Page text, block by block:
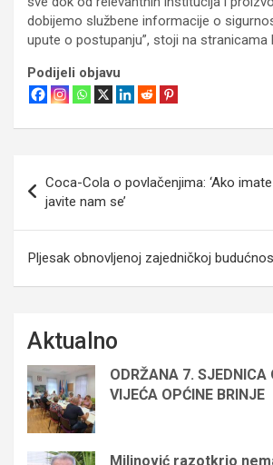
dobijemo službene informacije o
upute o postupanju”, stoji na stranicama
Podijeli objavu
objava
Coca-Cola o povlačenjima: ‘Ako
javite nam se’
Pljesak obnovljenoj zajedničkoj
Aktualno
ODRŽANA 7. SJEDNICA
VIJEĆA OPĆINE BRINJE
Milinović razotkrio